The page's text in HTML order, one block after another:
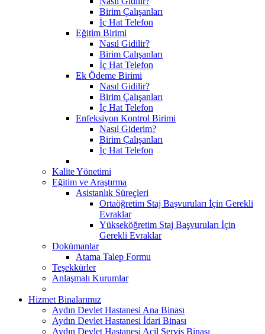
Birim Çalışanları
İç Hat Telefon
Eğitim Birimi
Nasıl Gidilir?
Birim Çalışanları
İç Hat Telefon
Ek Ödeme Birimi
Nasıl Gidilir?
Birim Çalışanları
İç Hat Telefon
Enfeksiyon Kontrol Birimi
Nasıl Giderim?
Birim Çalışanları
İç Hat Telefon
Kalite Yönetimi
Eğitim ve Araştırma
Asistanlık Süreçleri
Ortaöğretim Staj Başvuruları İçin Gerekli
Evraklar
Yükseköğretim Staj Başvuruları İçin
Gerekli Evraklar
Dokümanlar
Atama Talep Formu
Teşekkürler
Anlaşmalı Kurumlar
Hizmet Binalarımız
Aydın Devlet Hastanesi Ana Binası
Aydın Devlet Hastanesi İdari Binası
Aydın Devlet Hastanesi Acil Servis Binası